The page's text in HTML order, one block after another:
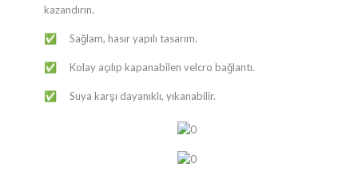
kazandırın.
✅ ​​Sağlam, hasır yapılı tasarım.
✅ ​​Kolay açılıp kapanabilen velcro bağlantı.
✅ ​​Suya karşı dayanıklı, yıkanabilir.